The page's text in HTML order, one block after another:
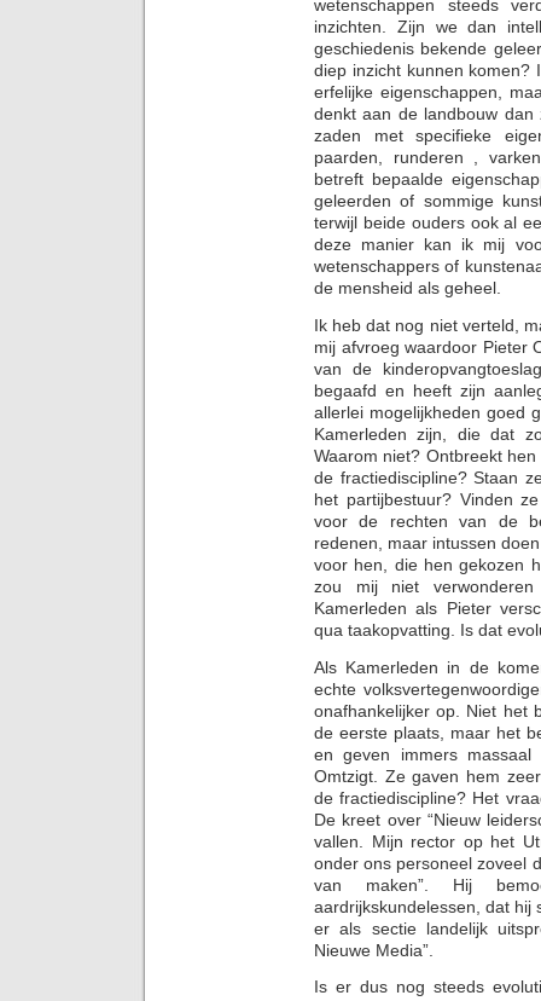
wetenschappen steeds
inzichten. Zijn we dan
geschiedenis bekende
diep inzicht kunnen komen?
erfelijke eigenschappen,
denkt aan de landbouw
zaden met specifieke
paarden, runderen ,
betreft bepaalde
geleerden of sommige
terwijl beide ouders ook al
deze manier kan ik mij
wetenschappers of
de mensheid als geheel.
Ik heb dat nog niet verteld,
mij afvroeg waardoor Pieter
van de
begaafd en heeft zijn
allerlei mogelijkheden goed
Kamerleden zijn, die dat
Waarom niet? Ontbreekt
de fractiediscipline? Staan
het partijbestuur? Vinden
voor de rechten van de
redenen, maar intussen
voor hen, die hen gekozen
zou mij niet
Kamerleden als Pieter
qua taakopvatting. Is dat
Als Kamerleden in de
echte
onafhankelijker op. Niet het
de eerste plaats, maar het
en geven immers
Omtzigt. Ze gaven hem
de fractiediscipline? Het
De kreet over “Nieuw
vallen. Mijn rector op het
onder ons personeel zoveel
van maken”. Hij
aardrijkskundelessen, dat hij
er als sectie landelijk
Nieuwe Media”.
Is er dus nog steeds